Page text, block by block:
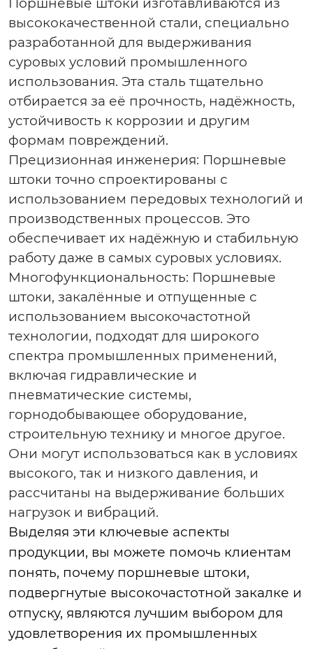
высококачественной стали, специально
разработанной для выдерживания
суровых условий промышленного
использования. Эта сталь тщательно
отбирается за её прочность, надёжность,
устойчивость к коррозии и другим
формам повреждений.
Прецизионная инженерия: Поршневые
штоки точно спроектированы с
использованием передовых технологий и
производственных процессов. Это
обеспечивает их надёжную и стабильную
работу даже в самых суровых условиях.
Многофункциональность: Поршневые
штоки, закалённые и отпущенные с
использованием высокочастотной
технологии, подходят для широкого
спектра промышленных применений,
включая гидравлические и
пневматические системы,
горнодобывающее оборудование,
строительную технику и многое другое.
Они могут использоваться как в условиях
высокого, так и низкого давления, и
рассчитаны на выдерживание больших
нагрузок и вибраций.
Выделяя эти ключевые аспекты
продукции, вы можете помочь клиентам
понять, почему поршневые штоки,
подвергнутые высокочастотной закалке и
отпуску, являются лучшим выбором для
удовлетворения их промышленных